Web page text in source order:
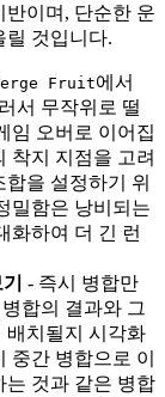
반이며, 단순한 운
릴 것입니다.
Fruit에서
서 무작위로 떨
임 오버로 이어집
착지 지점을 고려
을 설정하기 위
밀함은 낭비되는
화하여 더 긴 런
- 즉시 병합만
합의 결과와 그
배치될지 시각화
중간 병합으로 이
는 것과 같은 병합